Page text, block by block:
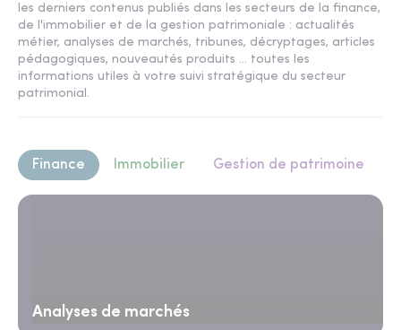
les derniers contenus publiés dans les secteurs de la finance,
de l'immobilier et de la gestion patrimoniale : actualités
métier, analyses de marchés, tribunes, décryptages, articles
pédagogiques, nouveautés produits ... toutes les
informations utiles à votre suivi stratégique du secteur
patrimonial.
Finance Immobilier Gestion de patrimoine
Analyses de marchés